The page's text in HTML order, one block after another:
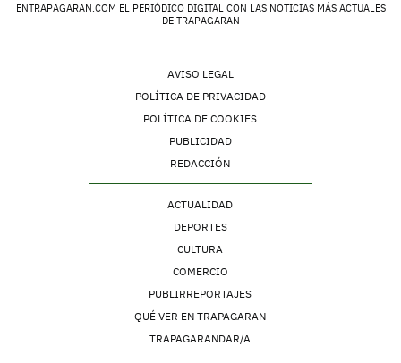
ENTRAPAGARAN.COM EL PERIÓDICO DIGITAL CON LAS NOTICIAS MÁS ACTUALES
DE TRAPAGARAN
AVISO LEGAL
POLÍTICA DE PRIVACIDAD
POLÍTICA DE COOKIES
PUBLICIDAD
REDACCIÓN
ACTUALIDAD
DEPORTES
CULTURA
COMERCIO
PUBLIRREPORTAJES
QUÉ VER EN TRAPAGARAN
TRAPAGARANDAR/A